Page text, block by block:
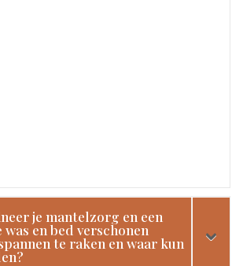
je mantelzorg en een
en bed verschonen
te raken en waar kun